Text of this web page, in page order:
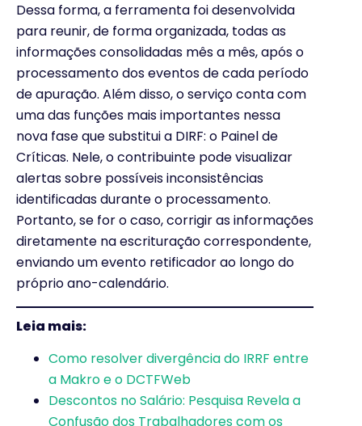
Dessa forma, a ferramenta foi desenvolvida
para reunir, de forma organizada, todas as
informações consolidadas mês a mês, após o
processamento dos eventos de cada período
de apuração. Além disso, o serviço conta com
uma das funções mais importantes nessa
nova fase que substitui a DIRF: o Painel de
Críticas. Nele, o contribuinte pode visualizar
alertas sobre possíveis inconsistências
identificadas durante o processamento.
Portanto, se for o caso, corrigir as informações
diretamente na escrituração correspondente,
enviando um evento retificador ao longo do
próprio ano-calendário.
Leia mais:
Como resolver divergência do IRRF entre
a Makro e o DCTFWeb
Descontos no Salário: Pesquisa Revela a
Confusão dos Trabalhadores com os